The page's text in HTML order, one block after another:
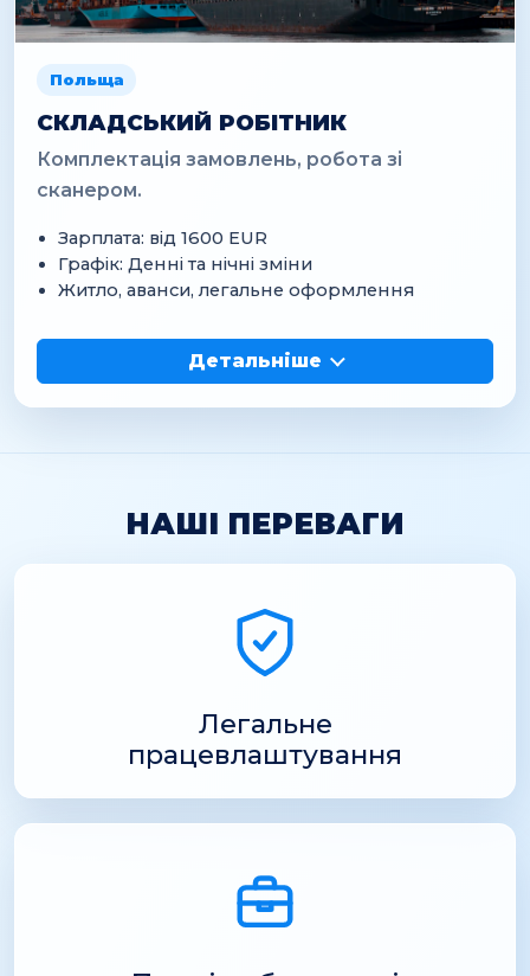
Польща
СКЛАДСЬКИЙ РОБІТНИК
Комплектація замовлень, робота зі
сканером.
Зарплата: від 1600 EUR
Графік: Денні та нічні зміни
Житло, аванси, легальне оформлення
Детальніше
НАШІ ПЕРЕВАГИ
Легальне
працевлаштування